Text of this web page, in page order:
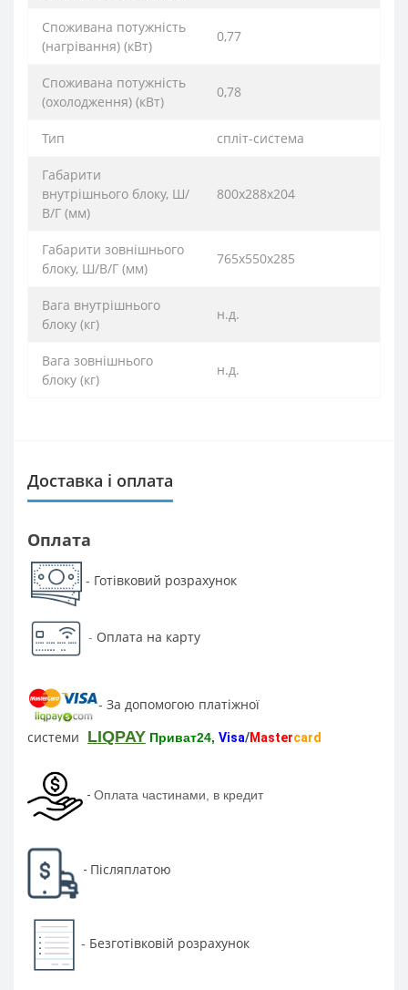
Споживана потужність
(нагрівання) (кВт)
0,77
Споживана потужність
(охолодження) (кВт)
0,78
Тип спліт-система
Габарити
внутрішнього блоку, Ш/
В/Г (мм)
800х288х204
Габарити зовнішнього
блоку, Ш/В/Г (мм)
765х550х285
Вага внутрішнього
блоку (кг)
н.д.
Вага зовнішнього
блоку (кг)
н.д.
Доставка і оплата
Оплата
- Готівковий розрахунок
- Оплата на карту
- За допомогою платіжної
системи LIQPAY Приват24, Visa/Mastercard
- Оплата частинами, в кредит
- Післяплатою
- Безготівковій розрахунок